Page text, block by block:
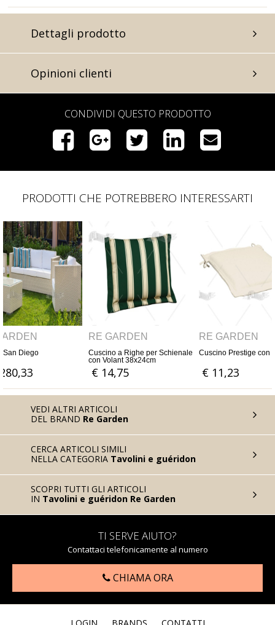
Dettagli prodotto
Opinioni clienti
CONDIVIDI QUESTO PRODOTTO
PRODOTTI CHE POTREBBERO INTERESSARTI
Righe per Schienale
RE GARDEN
Cuscino Prestige con volant
€ 11,23
RE GARDEN
Cuscino per seduta
disponibile in 2
€ 24,59
VEDI ALTRI ARTICOLI
DEL BRAND Re Garden
CERCA ARTICOLI SIMILI
NELLA CATEGORIA Tavolini e guéridon
SCOPRI TUTTI GLI ARTICOLI
IN Tavolini e guéridon Re Garden
TI SERVE AIUTO?
Contattaci telefonicamente al numero
CHIAMA ORA